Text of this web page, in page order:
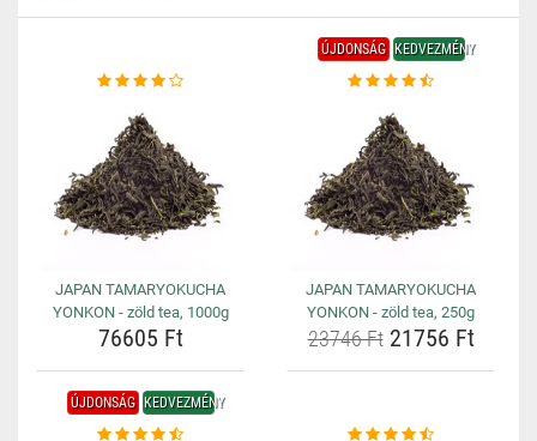
JAPAN TAMARYOKUCHA
YONKON - zöld tea, 1000g
76605 Ft
ÚJDONSÁG KEDVEZMÉNY
JAPAN TAMARYOKUCHA
YONKON - zöld tea, 250g
23746 Ft21756 Ft
ÚJDONSÁG KEDVEZMÉNY